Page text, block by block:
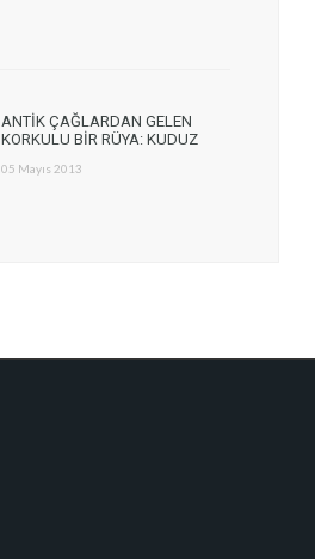
ANTİK ÇAĞLARDAN GELEN
KORKULU BİR RÜYA: KUDUZ
05 Mayıs 2013